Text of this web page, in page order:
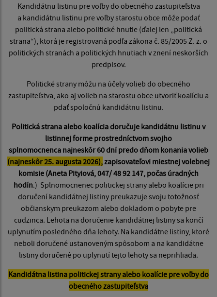
Kandidátnu listinu pre voľby do obecného zastupiteľstva
a kandidátnu listinu pre voľby starostu obce môže podať
politická strana alebo politické hnutie (ďalej len „politická
strana“), ktorá je registrovaná podľa zákona č. 85/2005 Z. z. o
politických stranách a politických hnutiach v znení neskorších
predpisov.
Politické strany môžu na účely volieb do obecného
zastupiteľstva, ako aj volieb na starostu obce utvoriť koalíciu a
pdať spoločnú kandidátnu listinu.
Politická strana alebo koalícia doručuje kandidátnu listinu v
listinnej forme prostredníctvom svojho
splnomocnenca najneskôr 60 dní predo dňom konania volieb
(najneskôr 25. augusta 2026),zapisovateľovi miestnej volebnej
komisie (Aneta Pityiová, 047/ 48 92 147, počas úradných
hodín.) Splnomocnenec politickej strany alebo koalície pri
doručení kandidátnej listiny preukazuje svoju totožnosť
občianskym preukazom alebo dokladom o pobyte pre
cudzinca. Lehota na doručenie kandidátnej listiny sa končí
uplynutím posledného dňa lehoty. Na kandidátne listiny, ktoré
neboli doručené ustanoveným spôsobom a na kandidátne
listiny doručené po uplynutí tejto lehoty sa neprihliada.
Kandidátna listina politickej strany alebo koalície pre voľby do
obecného zastupiteľstva